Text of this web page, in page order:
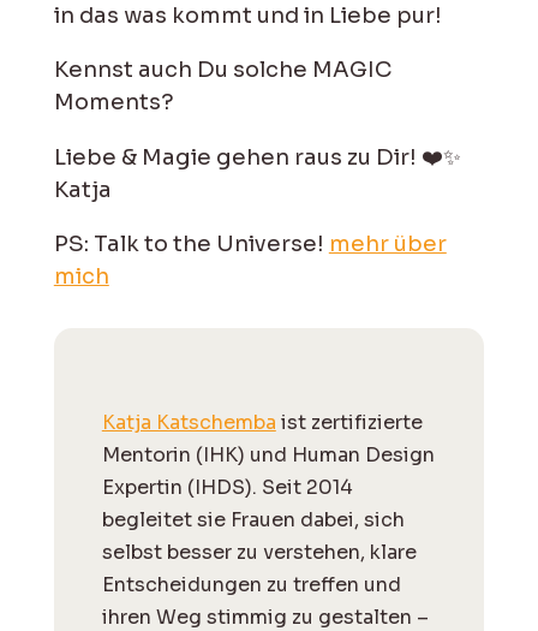
in das was kommt und in Liebe pur!
Kennst auch Du solche MAGIC
Moments?
Liebe & Magie gehen raus zu Dir! ❤️✨
Katja
PS: Talk to the Universe! mehr über
mich
Katja Katschemba ist zertifizierte
Mentorin (IHK) und Human Design
Expertin (IHDS). Seit 2014
begleitet sie Frauen dabei, sich
selbst besser zu verstehen, klare
Entscheidungen zu treffen und
ihren Weg stimmig zu gestalten –